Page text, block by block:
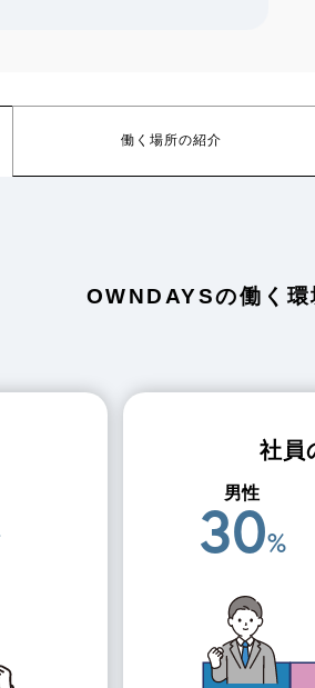
働く場所の紹介
OWNDAYSの働く環
社員
男性
30%